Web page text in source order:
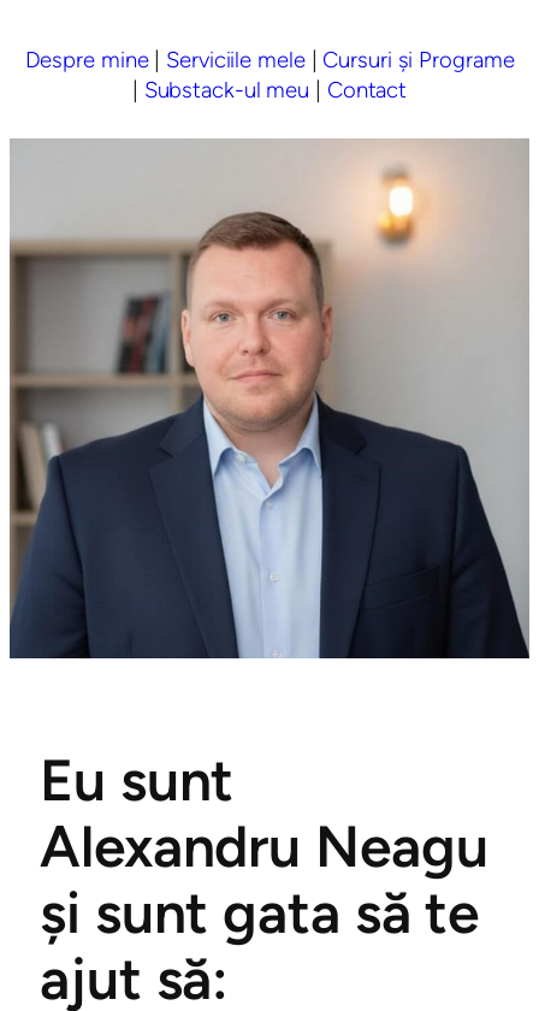
Despre mine| Serviciile mele| Cursuri și Programe
| Substack-ul meu | Contact
Eu sunt
Alexandru Neagu
și sunt gata să te
ajut să: